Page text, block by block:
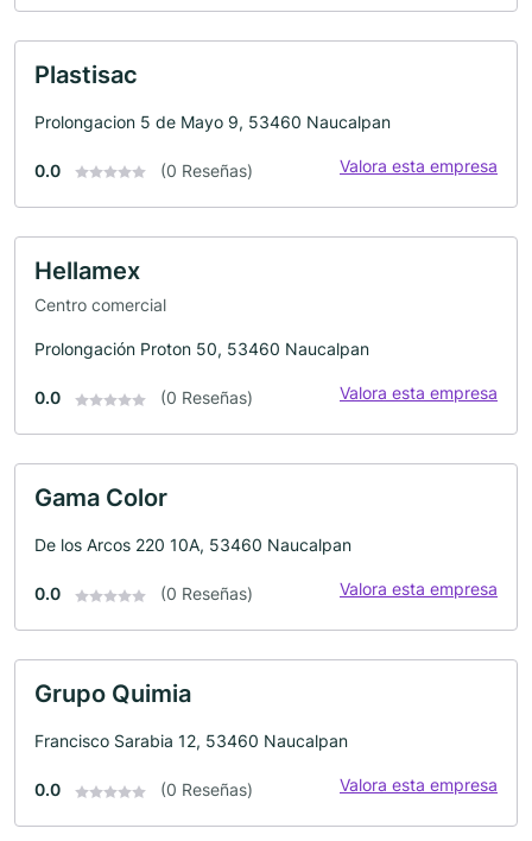
Plastisac
Prolongacion 5 de Mayo 9, 53460 Naucalpan
0.0 (0 Reseñas) Valora esta empresa
Hellamex
Centro comercial
Prolongación Proton 50, 53460 Naucalpan
0.0 (0 Reseñas) Valora esta empresa
Gama Color
De los Arcos 220 10A, 53460 Naucalpan
0.0 (0 Reseñas) Valora esta empresa
Grupo Quimia
Francisco Sarabia 12, 53460 Naucalpan
0.0 (0 Reseñas) Valora esta empresa